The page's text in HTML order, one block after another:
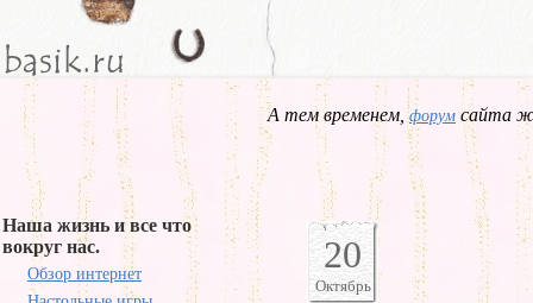
А тем временем,форум сайта
Наша жизнь и все что
вокруг нас.
Обзор интернет
20
Октябрь